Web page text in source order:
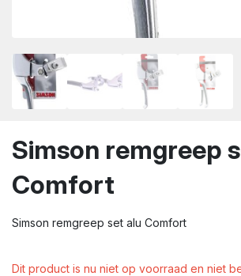
Simson remgreep
Comfort
Simson remgreep set alu Comfort
Dit product is nu niet op voorraad en niet